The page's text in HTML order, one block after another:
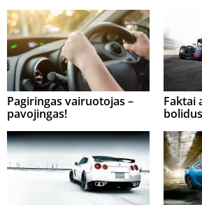
Pagiringas vairuotojas –
pavojingas!
Faktai
bolidus